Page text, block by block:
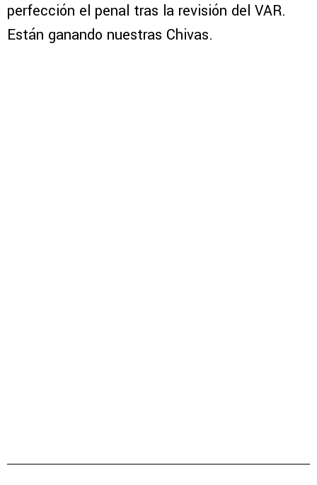
perfección el penal tras la revisión del VAR.
Están ganando nuestras Chivas.